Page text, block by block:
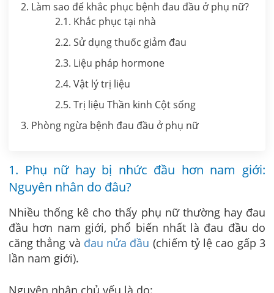
2. Làm sao để khắc phục bệnh đau đầu ở phụ nữ?
2.1. Khắc phục tại nhà
2.2. Sử dụng thuốc giảm đau
2.3. Liệu pháp hormone
2.4. Vật lý trị liệu
2.5. Trị liệu Thần kinh Cột sống
3. Phòng ngừa bệnh đau đầu ở phụ nữ
1. Phụ nữ hay bị nhức đầu hơn nam giới:
Nguyên nhân do đâu?
Nhiều thống kê cho thấy phụ nữ thường hay đau
đầu hơn nam giới, phổ biến nhất là đau đầu do
căng thẳng và đau nửa đầu (chiếm tỷ lệ cao gấp 3
lần nam giới).
Nguyên nhân chủ yếu là do: